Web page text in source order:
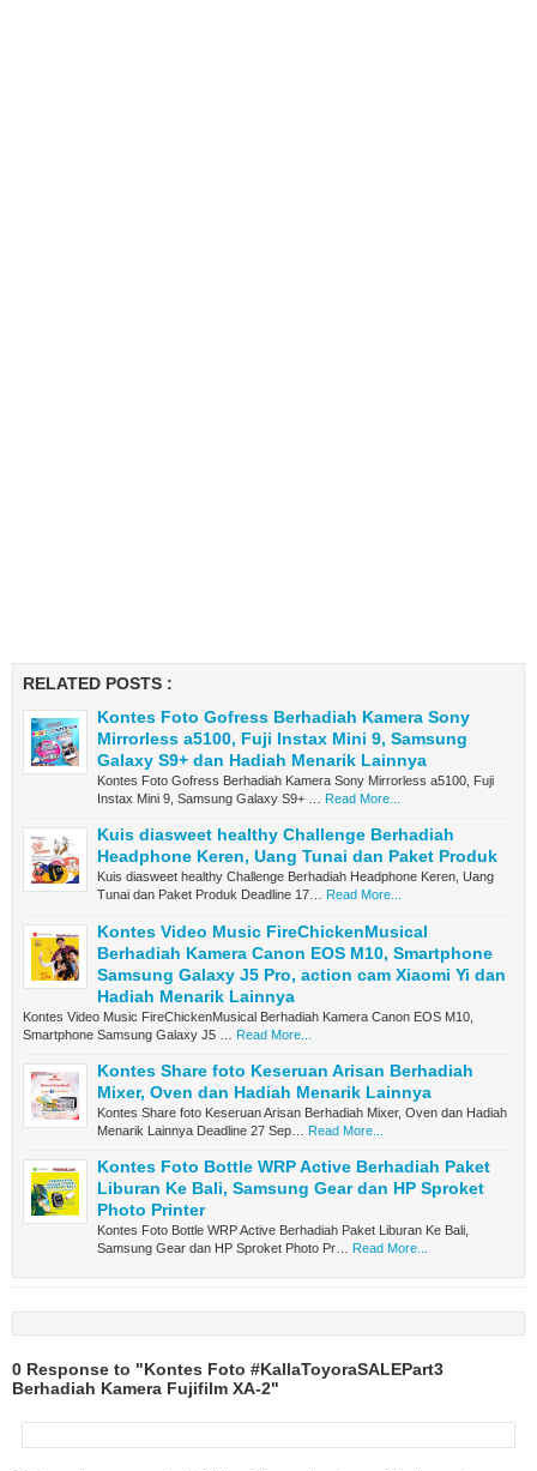
RELATED POSTS :
Kontes Foto Gofress Berhadiah Kamera Sony
Mirrorless a5100, Fuji Instax Mini 9, Samsung
Galaxy S9+ dan Hadiah Menarik Lainnya
Kontes Foto Gofress Berhadiah Kamera Sony Mirrorless a5100, Fuji
Instax Mini 9, Samsung Galaxy S9+ …
Read More...
Kuis diasweet healthy Challenge Berhadiah
Headphone Keren, Uang Tunai dan Paket Produk
Kuis diasweet healthy Challenge Berhadiah Headphone Keren, Uang
Tunai dan Paket Produk Deadline 17… Read More...
Kontes Video Music FireChickenMusical
Berhadiah Kamera Canon EOS M10, Smartphone
Samsung Galaxy J5 Pro, action cam Xiaomi Yi dan
Hadiah Menarik Lainnya
Kontes Video Music FireChickenMusical Berhadiah Kamera Canon EOS M10,
Smartphone Samsung Galaxy J5 …
Read More...
Kontes Share foto Keseruan Arisan Berhadiah
Mixer, Oven dan Hadiah Menarik Lainnya
Kontes Share foto Keseruan Arisan Berhadiah Mixer, Oven dan Hadiah
Menarik Lainnya Deadline 27 Sep…
Read More...
Kontes Foto Bottle WRP Active Berhadiah Paket
Liburan Ke Bali, Samsung Gear dan HP Sproket
Photo Printer
Kontes Foto Bottle WRP Active Berhadiah Paket Liburan Ke Bali,
Samsung Gear dan HP Sproket Photo Pr…
Read More...
0 Response to "Kontes Foto #KallaToyoraSALEPart3
Berhadiah Kamera Fujifilm XA-2"